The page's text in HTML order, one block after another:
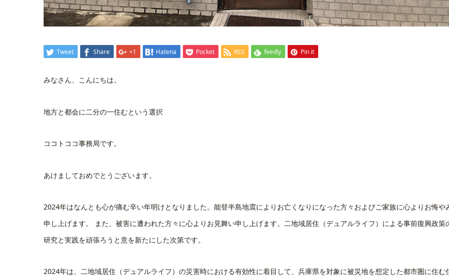
Tweet Share +1 Hatena Pocket RSS feedly Pin it
みなさん、こんにちは。
地方と都会に二分の一住むという選択
ココトココ事務局です。
あけましておめでとうございます。
2024年はなんとも心が痛む辛い年明けとなりました。能登半島地震によりお亡くなりになった方々およびご家族に心よりお悔や
申し上げます。 また、被害に遭われた方々に心よりお見舞い申し上げます。二地域居住（デュアルライフ）による事前復興政策
研究と実践を頑張ろうと意を新たにした次第です。
2024年は、二地域居住（デュアルライフ）の災害時における有効性に着目して、兵庫県を対象に被災地を想定した都市圏に住む